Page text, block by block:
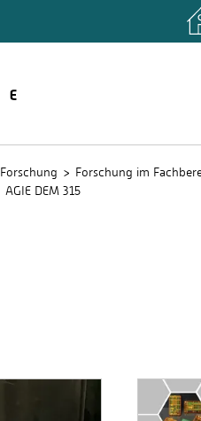
Forschung Forschung im
AGIE DEM 315